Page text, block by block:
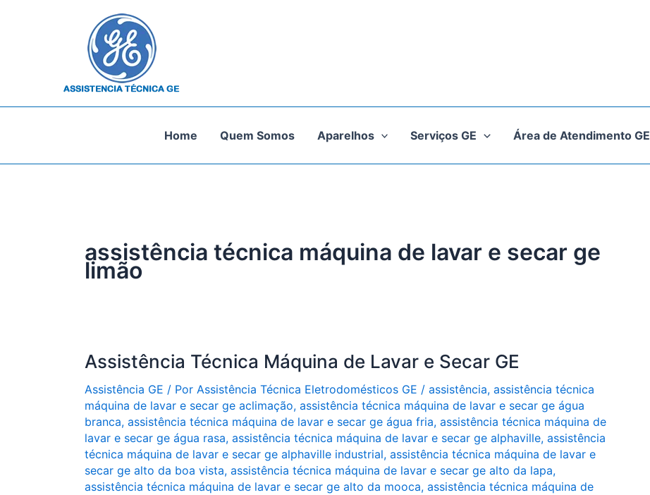
Home Quem Somos Aparelhos Serviços GE Área de Atendimento GE
assistência técnica máquina de lavar e secar ge
limão
Assistência Técnica Máquina de Lavar e Secar GE
Assistência GE / Por Assistência Técnica Eletrodomésticos GE / assistência, assistência técnica
máquina de lavar e secar ge aclimação, assistência técnica máquina de lavar e secar ge água
branca, assistência técnica máquina de lavar e secar ge água fria, assistência técnica máquina de
lavar e secar ge água rasa, assistência técnica máquina de lavar e secar ge alphaville, assistência
técnica máquina de lavar e secar ge alphaville industrial, assistência técnica máquina de lavar e
secar ge alto da boa vista, assistência técnica máquina de lavar e secar ge alto da lapa,
assistência técnica máquina de lavar e secar ge alto da mooca, assistência técnica máquina de